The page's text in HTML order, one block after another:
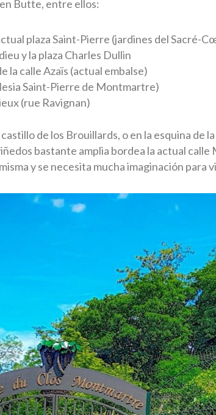
Butte, entre ellos:
plaza Saint-Pierre (jardines del Sacré-
y la plaza Charles Dullin
la calle Azaïs (actual embalse)
Saint-Pierre de Montmartre)
(rue Ravignan)
de los Brouillards, o en la esquina de
bastante amplia bordea la actual
y se necesita mucha imaginación para